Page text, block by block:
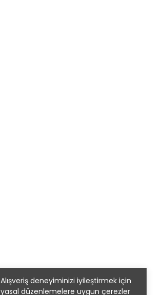
Alışveriş deneyiminizi iyileştirmek için
yasal düzenlemelere uygun çerezler